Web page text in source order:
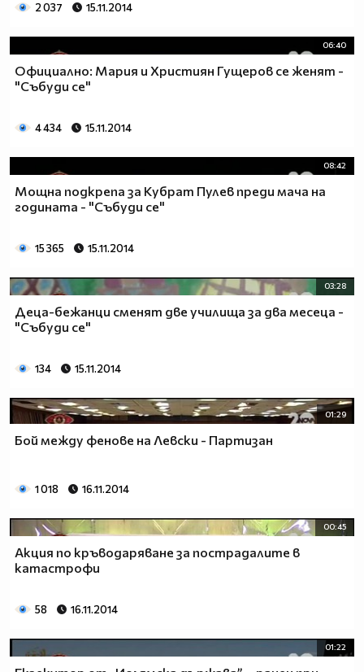
2 037 15.11.2014
06:40
Официално: Мария и Християн Гущеров се женят -
"Събуди се"
4 434 15.11.2014
08:42
Мощна подкрепа за Кубрат Пулев преди мача на
годината - "Събуди се"
15 365 15.11.2014
03:28
Деца-бежанци сменят две училища за два месеца -
"Събуди се"
134 15.11.2014
01:29
Бой между фенове на Левски - Партизан
1 018 16.11.2014
00:45
Акция по кръводаряване за пострадалите в
катастрофи
58 16.11.2014
01:22